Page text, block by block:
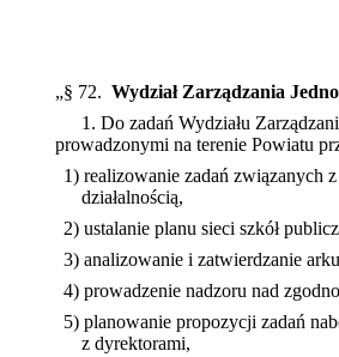
„§ 72. Wydział Zarządzania
1. Do zadań Wydziału
prowadzonymi na terenie Powiatu
1) realizowanie zadań związanych
działalnością,
2) ustalanie planu sieci szkół
3) analizowanie i zatwierdzanie
4) prowadzenie nadzoru nad
5) planowanie propozycji zadań
z dyrektorami,